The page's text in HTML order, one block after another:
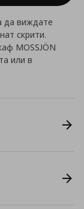
да виждате
скрити.
MOSSJÖN
или в